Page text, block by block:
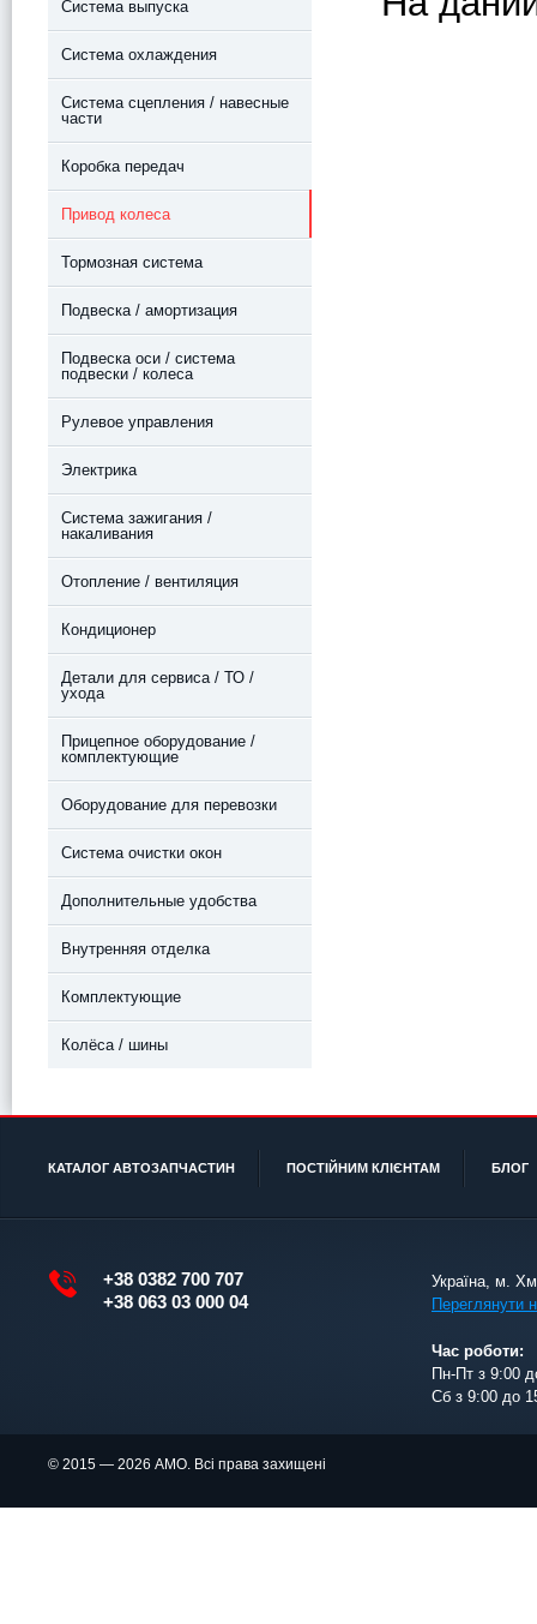
Система выпуска
Система охлаждения
Система сцепления / навесные
части
Коробка передач
Привод колеса
Тормозная система
Подвеска / амортизация
Подвеска оси / система
подвески / колеса
Рулевое управления
Электрика
Система зажигания /
накаливания
Отопление / вентиляция
Кондиционер
Детали для сервиса / ТО /
ухода
Прицепное оборудование /
комплектующие
Оборудование для перевозки
Система очистки окон
Дополнительные удобства
Внутренняя отделка
Комплектующие
Колёса / шины
КАТАЛОГ АВТОЗАПЧАСТИН ПОСТІЙНИМ КЛІЄНТАМ БЛОГ
+38 0382 700 707
+38 063 03 000 04
Україна, м.
Переглянути
Час роботи:
Пн-Пт з 9:00
Сб з 9:00 до
© 2015 — 2026 АМО. Всі права захищені